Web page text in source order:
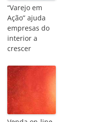
“Varejo em
Ação” ajuda
empresas do
interior a
crescer